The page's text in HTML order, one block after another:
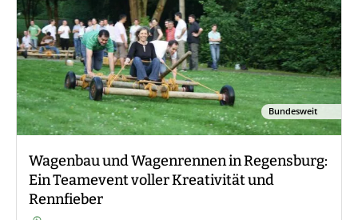
Bundesweit
Wagenbau und Wagenrennen in Regensburg:
Ein Teamevent voller Kreativität und
Rennfieber